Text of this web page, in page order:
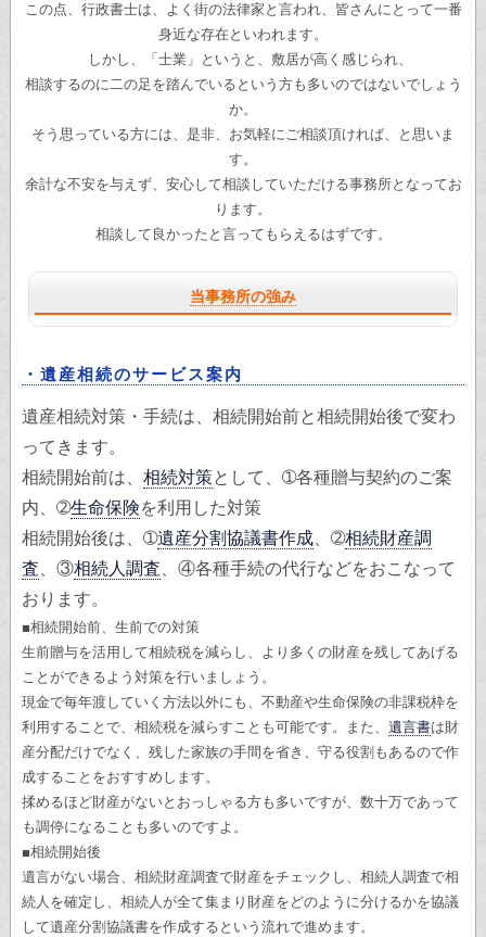
この点、行政書士は、よく街の法律家と言われ、皆さんにとって一番
身近な存在といわれます。
しかし、「士業」というと、敷居が高く感じられ、
相談するのに二の足を踏んでいるという方も多いのではないでしょう
か。
そう思っている方には、是非、お気軽にご相談頂ければ、と思いま
す。
余計な不安を与えず、安心して相談していただける事務所となってお
ります。
相談して良かったと言ってもらえるはずです。
当事務所の強み
・遺産相続のサービス案内
遺産相続対策・手続は、相続開始前と相続開始後で変わ
ってきます。
相続開始前は、 相続対策として、➀各種贈与契約のご案
内、➁生命保険を利用した対策
相続開始後は、➀遺産分割協議書作成、➁相続財産調
査、③相続人調査、④各種手続の代行などをおこなって
おります。
■相続開始前、生前での対策
生前贈与を活用して相続税を減らし、より多くの財産を残してあげる
ことができるよう対策を行いましょう。
現金で毎年渡していく方法以外にも、不動産や生命保険の非課税枠を
利用することで、相続税を減らすことも可能です。また、 遺言書は財
産分配だけでなく、残した家族の手間を省き、守る役割もあるので作
成することをおすすめします。
揉めるほど財産がないとおっしゃる方も多いですが、数十万であって
も調停になることも多いのですよ。
■相続開始後
遺言がない場合、相続財産調査で財産をチェックし、相続人調査で相
続人を確定し、相続人が全て集まり財産をどのように分けるかを協議
して遺産分割協議書を作成するという流れで進めます。